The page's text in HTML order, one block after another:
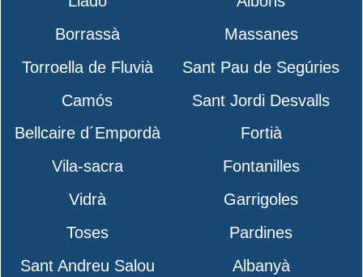
Borrassà
Massanes
Torroella de Fluvià
Sant Pau de Segúries
Camós
Sant Jordi Desvalls
Bellcaire d´Empordà
Fortià
Vila-sacra
Fontanilles
Vidrà
Garrigoles
Toses
Pardines
Sant Andreu Salou
Albanyà